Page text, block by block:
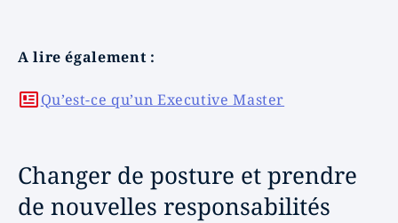
A lire également :
Qu’est-ce qu’un Executive Master
Changer de posture et prendre
de nouvelles responsabilités